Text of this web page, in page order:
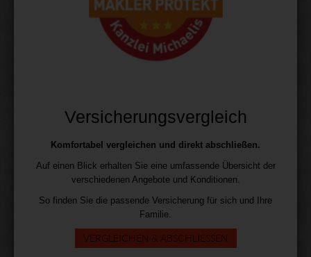
Versicherungsvergleich
Komfortabel vergleichen und direkt abschließen.
Auf einen Blick erhalten Sie eine umfassende Übersicht der
verschiedenen Angebote und Konditionen.
So finden Sie die passende Versicherung für sich und Ihre
Familie.
VERGLEICHEN & ABSCHLIESSEN